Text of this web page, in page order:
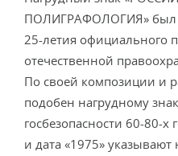
ПОЛИГРАФОЛОГИЯ» был
25-летия официального
отечественной
По своей композиции и
подобен нагрудному
госбезопасности 60-80-
и дата «1975»